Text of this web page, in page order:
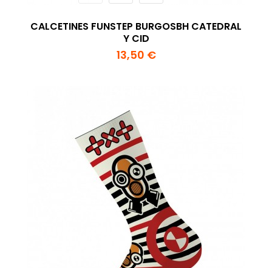
CALCETINES FUNSTEP BURGOSBH CATEDRAL
Y CID
13,50 €